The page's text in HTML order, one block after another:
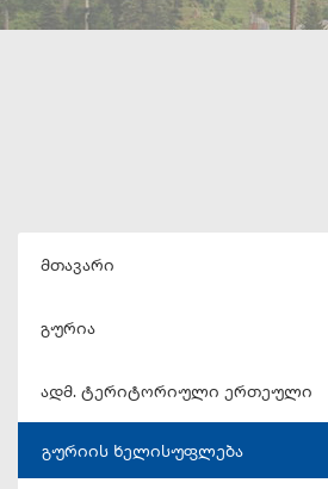
მთავარი
გურია
ადმ. ტერიტორიული ერთეული
გურიის ხელისუფლება